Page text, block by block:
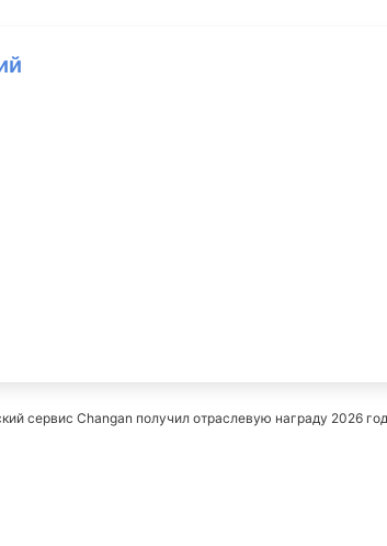
сервис Changan получил отраслевую награду 2026